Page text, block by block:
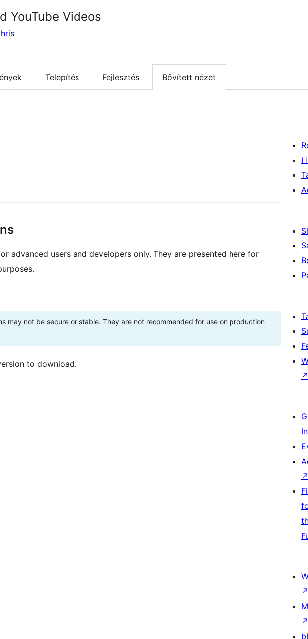
YouTube Videos
Telepítés Fejlesztés Bővített nézet
advanced users and developers only. They are presented here for
may not be secure or stable. They are not recommended for use on production
to download.
↗
↗
↗
↗